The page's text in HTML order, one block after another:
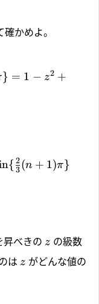
確かめよ。
} = 1 − z2 +
n{ 3
2(n + 1)π}
昇べきの z の級数
は z がどんな値の